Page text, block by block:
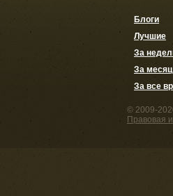
Блоги
Лучшие
За
За месяц
За все
© 2009-
Правовая